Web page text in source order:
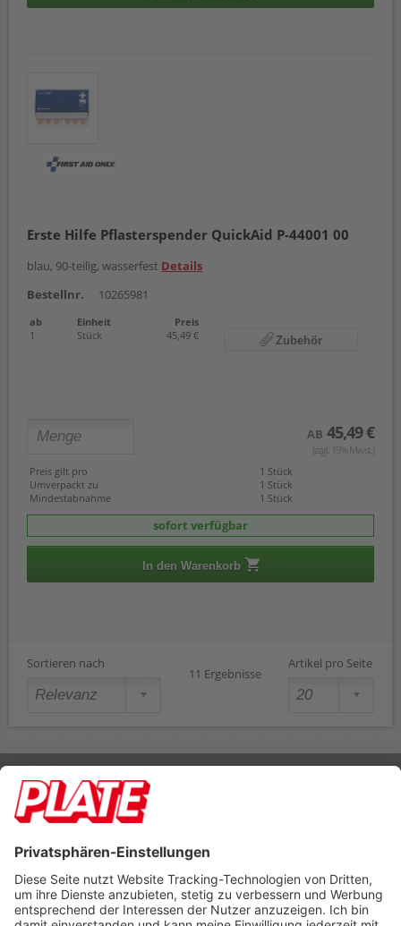
Erste Hilfe Pflasterspender QuickAid P-44001 00
blau, 90-teilig, wasserfest Details
Bestellnr.
10265981
ab Einheit
Preis
1
Stück 45,49 € Zubehör
AB 45,49 €
(zzgl. 19% Mwst.)
Preis gilt pro
1 Stück
Umverpackt zu
1 Stück
Mindestabnahme
1 Stück
sofort verfügbar
In den Warenkorb
Sortieren nach
11 Ergebnisse
Artikel pro Seite
Rufen Sie uns an 04298 401-0
Lieferbedingungen Impressum
Footer anzeigen
PLATE Büromaterial Vertriebs GmbH